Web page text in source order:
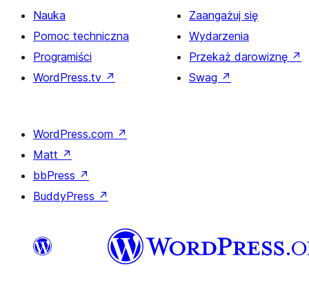
Nauka
Pomoc techniczna
Programiści
WordPress.tv ↗
Zaangażuj się
Wydarzenia
Przekaż darowiznę ↗
Swag ↗
WordPress.com ↗
Matt ↗
bbPress ↗
BuddyPress ↗